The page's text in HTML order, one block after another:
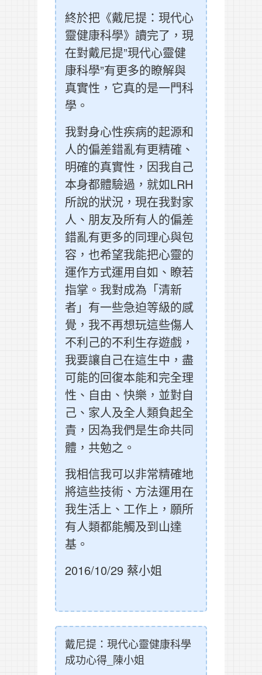
終於把《戴尼提：現代心
靈健康科學》讀完了，現
在對戴尼提”現代心靈健
康科學”有更多的瞭解與
真實性，它真的是一門科
學。
我對身心性疾病的起源和
人的偏差錯亂有更精確、
明確的真實性，因我自己
本身都體驗過，就如LRH
所說的狀況，現在我對家
人、朋友及所有人的偏差
錯亂有更多的同理心與包
容，也希望我能把心靈的
運作方式運用自如、瞭若
指掌。我對成為「清新
者」有一些急迫等級的感
覺，我不再想玩這些傷人
不利己的不利生存遊戲，
我要讓自己在這生中，盡
可能的回復本能和完全理
性、自由、快樂，並對自
己、家人及全人類負起全
責，因為我們是生命共同
體，共勉之。
我相信我可以非常精確地
將這些技術、方法運用在
我生活上、工作上，願所
有人類都能觸及到山達
基。
2016/10/29 蔡小姐
戴尼提：現代心靈健康科學
成功心得_陳小姐